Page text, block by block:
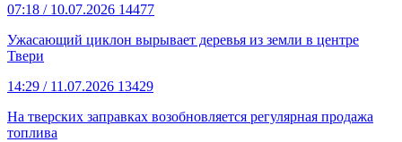
07:18 / 10.07.2026 14477
Ужасающий циклон вырывает деревья из земли в центре
Твери
14:29 / 11.07.2026 13429
На тверских заправках возобновляется регулярная продажа
топлива